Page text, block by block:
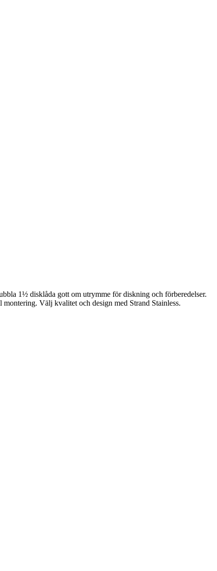
1½ disklåda gott om utrymme för diskning och förberedelser.
montering. Välj kvalitet och design med Strand Stainless.